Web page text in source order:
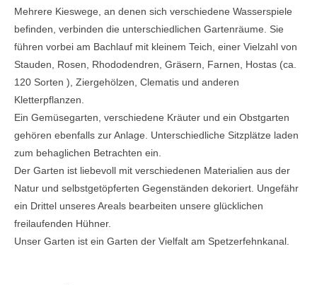
Mehrere Kieswege, an denen sich verschiedene Wasserspiele
befinden, verbinden die unterschiedlichen Gartenräume. Sie
führen vorbei am Bachlauf mit kleinem Teich, einer Vielzahl von
Stauden, Rosen, Rhododendren, Gräsern, Farnen, Hostas (ca.
120 Sorten ), Ziergehölzen, Clematis und anderen
Kletterpflanzen.
Ein Gemüsegarten, verschiedene Kräuter und ein Obstgarten
gehören ebenfalls zur Anlage. Unterschiedliche Sitzplätze laden
zum behaglichen Betrachten ein.
Der Garten ist liebevoll mit verschiedenen Materialien aus der
Natur und selbstgetöpferten Gegenständen dekoriert. Ungefähr
ein Drittel unseres Areals bearbeiten unsere glücklichen
freilaufenden Hühner.
Unser Garten ist ein Garten der Vielfalt am Spetzerfehnkanal.